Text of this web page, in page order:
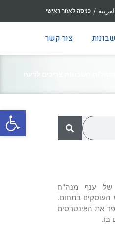
פתח
/ כניסה לאזור האישי
צור קשר
ת חשבונות צריכים לדעת
של ענף מנה"ח
המקיף מעל 50,000 איש העוסקים בתחום.
את האינטרסים
בו.